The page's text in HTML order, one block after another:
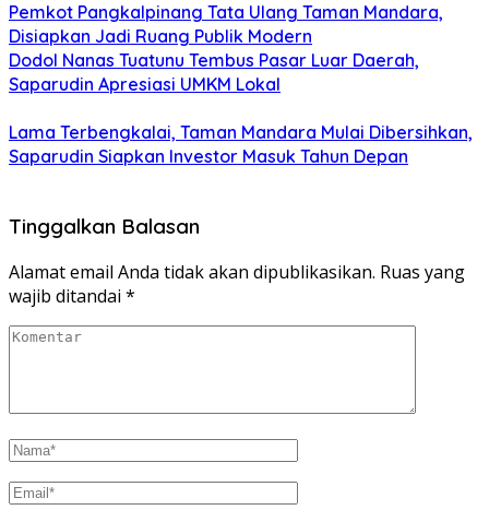
Pemkot Pangkalpinang Tata Ulang Taman Mandara,
Disiapkan Jadi Ruang Publik Modern
Dodol Nanas Tuatunu Tembus Pasar Luar Daerah,
Saparudin Apresiasi UMKM Lokal
Lama Terbengkalai, Taman Mandara Mulai Dibersihkan,
Saparudin Siapkan Investor Masuk Tahun Depan
Tinggalkan Balasan
Alamat email Anda tidak akan dipublikasikan. Ruas yang
wajib ditandai *